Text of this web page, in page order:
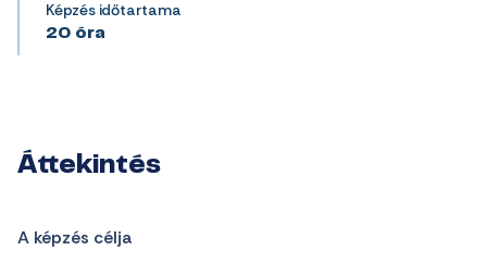
Képzés időtartama
20 óra
Áttekintés
A képzés célja